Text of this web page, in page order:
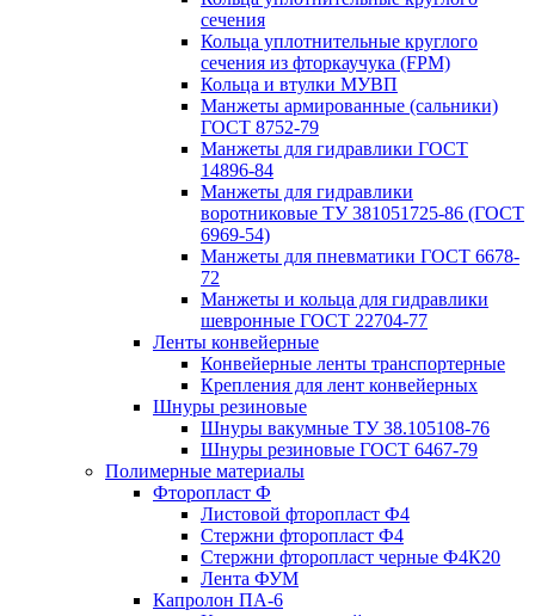
сечения
Кольца уплотнительные круглого
сечения из фторкаучука (FPM)
Кольца и втулки МУВП
Манжеты армированные (сальники)
ГОСТ 8752-79
Манжеты для гидравлики ГОСТ
14896-84
Манжеты для гидравлики
воротниковые ТУ 381051725-86 (ГОСТ
6969-54)
Манжеты для пневматики ГОСТ 6678-
72
Манжеты и кольца для гидравлики
шевронные ГОСТ 22704-77
Ленты конвейерные
Конвейерные ленты транспортерные
Крепления для лент конвейерных
Шнуры резиновые
Шнуры вакумные ТУ 38.105108-76
Шнуры резиновые ГОСТ 6467-79
Полимерные материалы
Фторопласт Ф
Листовой фторопласт Ф4
Стержни фторопласт Ф4
Стержни фторопласт черные Ф4К20
Лента ФУМ
Капролон ПА-6